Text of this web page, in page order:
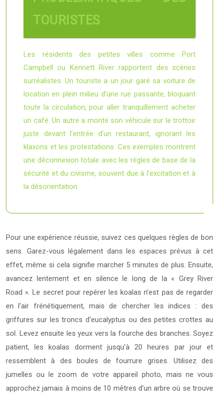
TOURISTES
Les résidents des petites villes comme Port
Campbell ou Kennett River rapportent des scènes
surréalistes. Un touriste a un jour garé sa voiture de
location en plein milieu d’une rue passante, bloquant
toute la circulation, pour aller tranquillement acheter
un café. Un autre a monté son véhicule sur le trottoir
juste devant l’entrée d’un restaurant, ignorant les
klaxons et les protestations. Ces exemples montrent
une déconnexion totale avec les règles de base de la
sécurité et du civisme, souvent due à l’excitation et à
la désorientation.
Pour une expérience réussie, suivez ces quelques règles de bon
sens. Garez-vous légalement dans les espaces prévus à cet
effet, même si cela signifie marcher 5 minutes de plus. Ensuite,
avancez lentement et en silence le long de la « Grey River
Road ». Le secret pour repérer les koalas n’est pas de regarder
en l’air frénétiquement, mais de chercher les indices : des
griffures sur les troncs d’eucalyptus ou des petites crottes au
sol. Levez ensuite les yeux vers la fourche des branches. Soyez
patient, les koalas dorment jusqu’à 20 heures par jour et
ressemblent à des boules de fourrure grises. Utilisez des
jumelles ou le zoom de votre appareil photo, mais ne vous
approchez jamais à moins de 10 mètres d’un arbre où se trouve